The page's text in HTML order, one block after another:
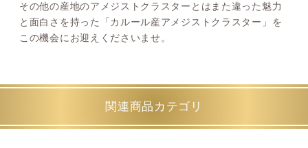
その他の産地のアメジストクラスターとはまた違った魅力
と面白さを持った「カルール産アメジストクラスター」を
この機会にお迎えくださいませ。
関連商品カテゴリ